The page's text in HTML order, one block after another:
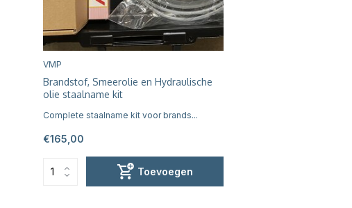
VMP
Brandstof, Smeerolie en Hydraulische
olie staalname kit
Complete staalname kit voor brands...
€165,00
Toevoegen